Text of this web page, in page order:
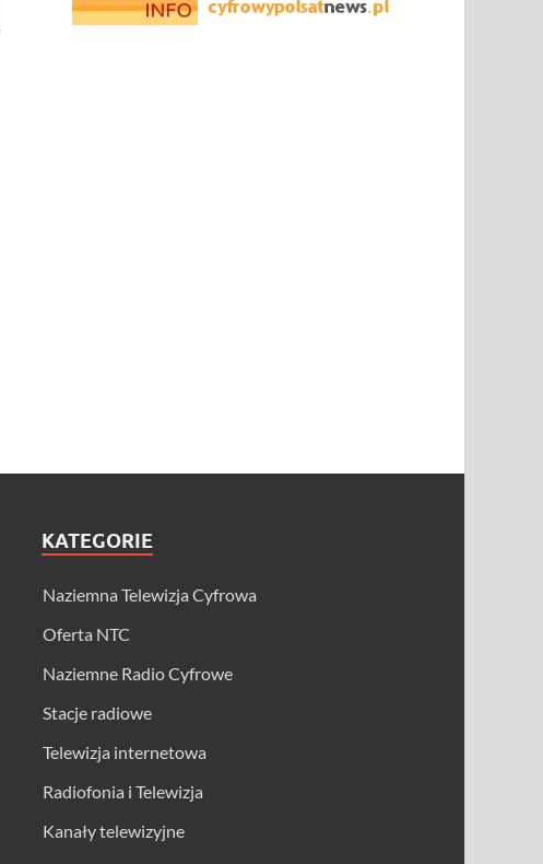
KATEGORIE
Naziemna Telewizja Cyfrowa
Oferta NTC
Naziemne Radio Cyfrowe
Stacje radiowe
Telewizja internetowa
Radiofonia i Telewizja
Kanały telewizyjne